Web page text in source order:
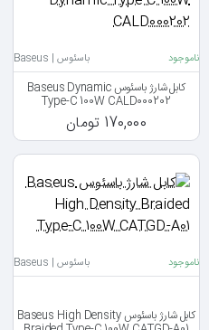
ناموجود باسئوس | Baseus
کابل شارژ باسئوس Baseus Dynamic
Type-C 100W CALD000202
170,000 تومان
ناموجود باسئوس | Baseus
کابل شارژ باسئوس Baseus High Density